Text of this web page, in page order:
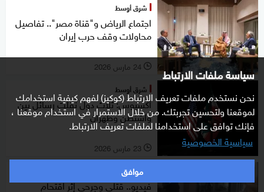
سياسة ملفات الارتباط
نحن نستخدم ملفات تعريف الارتباط (كوكيز) لفهم كيفية استخدامك
لموقعنا ولتحسين تجربتك. من خلال الاستمرار في استخدام موقعنا ،
فإنك توافق على استخدامنا لملفات تعريف الارتباط.
سياسية الخصوصية
موافق
شرق أوسط
اجتماع الرياض و"قناة مصر".. تفاصيل
محاولات وقف حرب إيران
l 24 مارس 2026
شرق أوسط
أكسيوس: ثلاث دول نقلت رسائل بين
واشنطن وطهران
l 23 مارس 2026
شرق أوسط
فيديو.. قتلى وجرحى إثر اقتحام